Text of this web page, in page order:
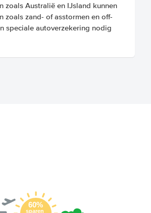
zoals Australië en IJsland kunnen
zoals zand- of asstormen en off-
speciale autoverzekering nodig